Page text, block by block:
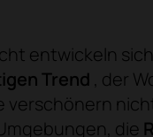
entwickeln
Trend , der
die